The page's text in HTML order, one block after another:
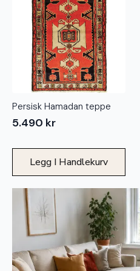
Persisk Hamadan teppe
5.490 kr
Legg I Handlekurv